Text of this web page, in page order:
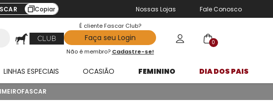
Copiar Nossas Lojas Fale Conosco
É cliente Fascar Club?
Faça seu Login
Não é membro? Cadastre-se!
0
LINHAS ESPECIAIS OCASIÃO FEMININO DIA DOS PAIS